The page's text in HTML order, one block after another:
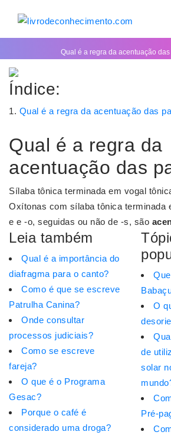
Qual é a regra da acentuação
Índice:
Qual é a regra da acentuação das
Qual é a regra da
acentuação das
Sílaba tônica terminada em vogal
Oxítonas com sílaba tônica terminada
e e -o, seguidas ou não de -s, são
Leia também
Qual é a importância do
diafragma para o canto?
Como é que se escreve
Patrulha Canina?
Onde consultar
processos judiciais?
Como se escreve
fareja?
O que é o Programa
Gesac?
Porque o café é
considerado uma droga?
O
de
solar
Pré-